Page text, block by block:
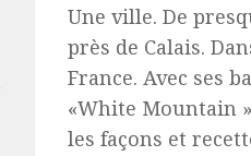
Une ville. De
près de Calais.
France. Avec ses
«White Mountain
les façons et